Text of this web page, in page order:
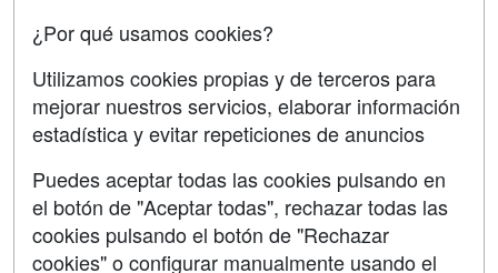
Contactar
Confidencialidad
Aviso legal
Copyleft
¿Por qué usamos cookies?
Utilizamos cookies propias y de terceros para
mejorar nuestros servicios, elaborar información
estadística y evitar repeticiones de anuncios
Puedes aceptar todas las cookies pulsando en
el botón de "Aceptar todas", rechazar todas las
cookies pulsando el botón de "Rechazar
cookies" o configurar manualmente usando el